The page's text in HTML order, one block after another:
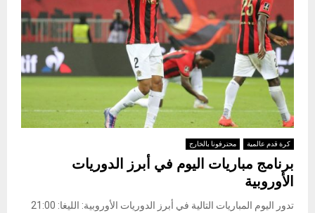
كرة قدم عالمية محترفونا بالخارج
برنامج مباريات اليوم في أبرز الدوريات
الأوروبية
تدور اليوم المباريات التالية في أبرز الدوريات الأوروبية: ​الليغا​: 21:00